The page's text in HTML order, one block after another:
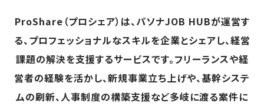
ProShare（プロシェア）は、パソナJOB HUBが運営す
る、プロフェッショナルなスキルを企業とシェアし、経営
課題の解決を支援するサービスです。フリーランスや経
営者の経験を活かし、新規事業立ち上げや、基幹システ
ムの刷新、人事制度の構築支援など多岐に渡る案件に